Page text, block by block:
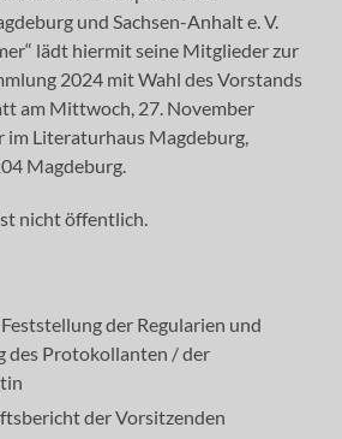
und Sachsen-Anhalt e. V.
lädt hiermit seine Mitglieder zur
2024 mit Wahl des Vorstands
am Mittwoch, 27. November
im Literaturhaus Magdeburg,
Magdeburg.
nicht öffentlich.
der Regularien und
des Protokollanten / der
der Vorsitzenden